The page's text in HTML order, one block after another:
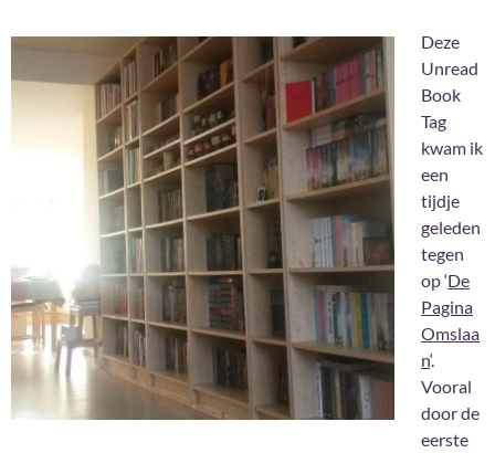
Deze
Unread
Book
Tag
kwam ik
een
tijdje
geleden
tegen
op ‘De
Pagina
Omslaa
n‘.
Vooral
door de
eerste